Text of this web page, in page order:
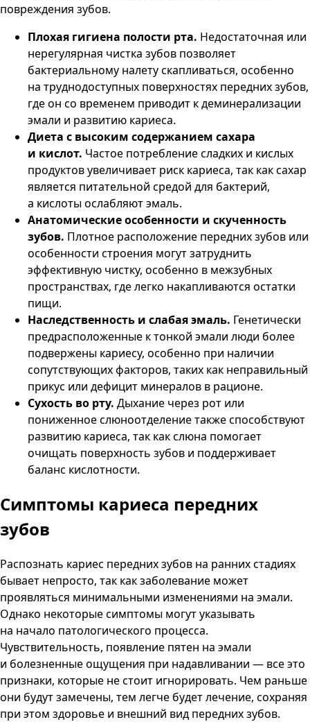
повреждения зубов.
Плохая гигиена полости рта. Недостаточная или
нерегулярная чистка зубов позволяет
бактериальному налету скапливаться, особенно
на труднодоступных поверхностях передних зубов,
где он со временем приводит к деминерализации
эмали и развитию кариеса.
Диета с высоким содержанием сахара
и кислот. Частое потребление сладких и кислых
продуктов увеличивает риск кариеса, так как сахар
является питательной средой для бактерий,
а кислоты ослабляют эмаль.
Анатомические особенности и скученность
зубов. Плотное расположение передних зубов или
особенности строения могут затруднить
эффективную чистку, особенно в межзубных
пространствах, где легко накапливаются остатки
пищи.
Наследственность и слабая эмаль. Генетически
предрасположенные к тонкой эмали люди более
подвержены кариесу, особенно при наличии
сопутствующих факторов, таких как неправильный
прикус или дефицит минералов в рационе.
Сухость во рту. Дыхание через рот или
пониженное слюноотделение также способствуют
развитию кариеса, так как слюна помогает
очищать поверхность зубов и поддерживает
баланс кислотности.
Симптомы кариеса передних
зубов
Распознать кариес передних зубов на ранних стадиях
бывает непросто, так как заболевание может
проявляться минимальными изменениями на эмали.
Однако некоторые симптомы могут указывать
на начало патологического процесса.
Чувствительность, появление пятен на эмали
и болезненные ощущения при надавливании — все это
признаки, которые не стоит игнорировать. Чем раньше
они будут замечены, тем легче будет лечение, сохраняя
при этом здоровье и внешний вид передних зубов.